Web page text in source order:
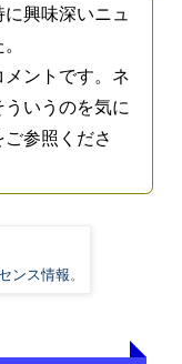
興味深いニュ
ントです。ネ
いうのを気に
参照くださ
ンス情報 。